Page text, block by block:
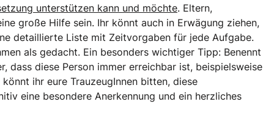
unterstützen kann und möchte. Eltern,
große Hilfe sein. Ihr könnt auch in Erwägung ziehen,
detaillierte Liste mit Zeitvorgaben für jede Aufgabe.
als gedacht. Ein besonders wichtiger Tipp: Benennt
dass diese Person immer erreichbar ist, beispielsweise
ihr eure TrauzeugInnen bitten, diese
eine besondere Anerkennung und ein herzliches